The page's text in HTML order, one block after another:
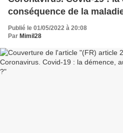
conséquence de la
Publié le 01/05/2022 à 20:08
Par Mimil28